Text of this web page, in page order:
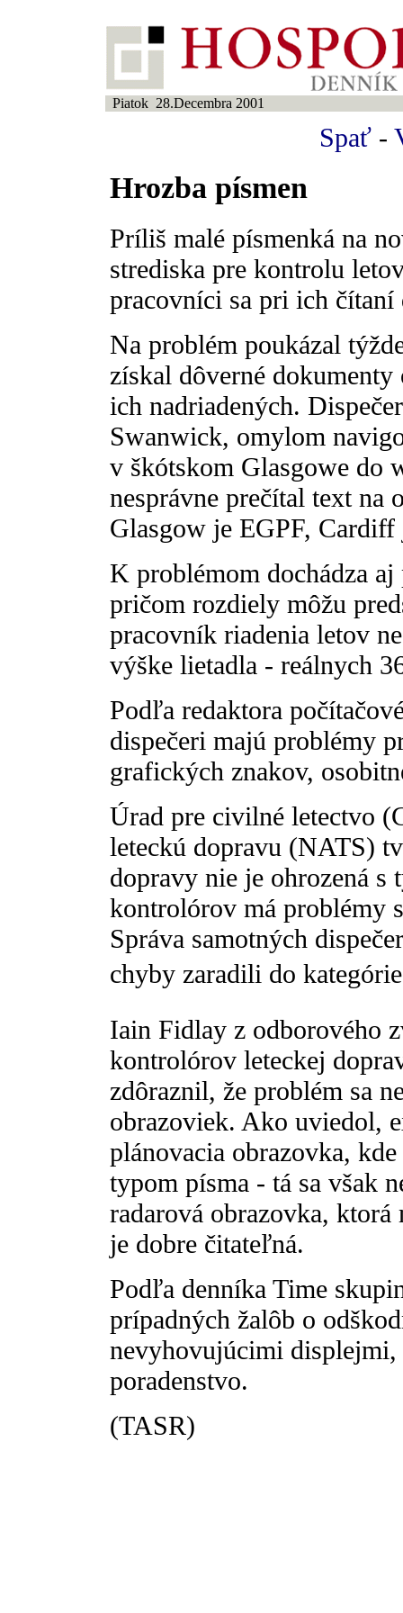
Piatok 28.Decembra 2001
Spať -
Hrozba písmen
Príliš malé písmenká na
strediska pre kontrolu
pracovníci sa pri ich
Na problém poukázal
získal dôverné
ich nadriadených.
Swanwick, omylom
v škótskom Glasgowe do
nesprávne prečítal text na
Glasgow je EGPF, Cardiff
K problémom dochádza
pričom rozdiely môžu
pracovník riadenia letov
výške lietadla - reálnych
Podľa redaktora
dispečeri majú problémy
grafických znakov,
Úrad pre civilné letectvo
leteckú dopravu (NATS)
dopravy nie je ohrozená s
kontrolórov má problémy
Správa samotných
chyby zaradili do kategórie
Iain Fidlay z odborového
kontrolórov leteckej
zdôraznil, že problém sa
obrazoviek. Ako uviedol,
plánovacia obrazovka,
typom písma - tá sa však
radarová obrazovka,
je dobre čitateľná.
Podľa denníka Time
prípadných žalôb o
nevyhovujúcimi
poradenstvo.
(TASR)